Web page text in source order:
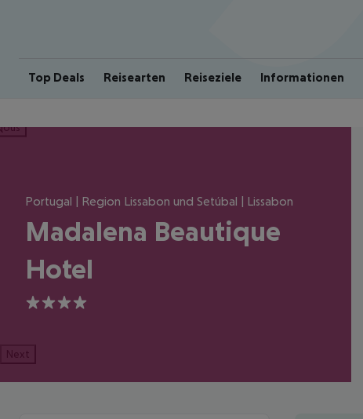
Top Deals Reisearten Reiseziele Informationen
Portugal | Region Lissabon und Setúbal | Lissabon
Madalena Beautique
Hotel
4
Next